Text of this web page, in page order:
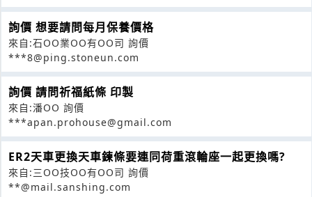
詢價 想要請問每月保養價格
來自:石OO業OO有OO司 詢價
***8@ping.stoneun.com
詢價 請問祈福紙條 印製
來自:潘OO 詢價
***apan.prohouse@gmail.com
ER2天車更換天車鍊條要連同荷重滾輪座一起更換嗎?
來自:三OO技OO有OO司 詢價
**@mail.sanshing.com